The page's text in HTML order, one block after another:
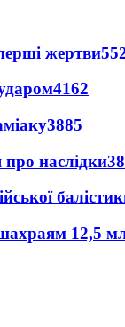
жертви
4162
3885
наслідки
шахраям 12,5